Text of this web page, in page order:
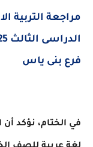
التربية
ياس
نؤكد أن التدريب